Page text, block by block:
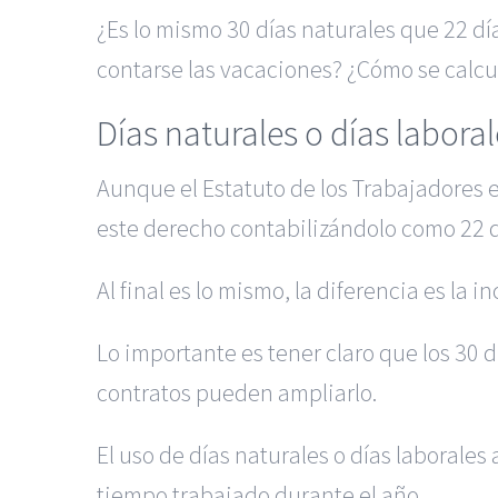
¿Es lo mismo 30 días naturales que 22
contarse las vacaciones? ¿Cómo se
Días naturales o días
Aunque el Estatuto de los
este derecho contabilizándolo como 22
Al final es lo mismo, la diferencia es la
Lo importante es tener claro que los 30
contratos pueden ampliarlo.
El uso de días naturales o días